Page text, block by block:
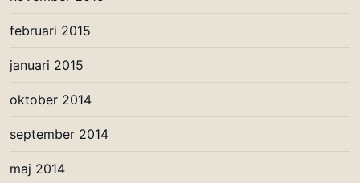
februari 2015
januari 2015
oktober 2014
september 2014
maj 2014